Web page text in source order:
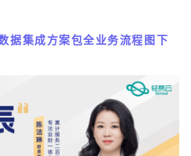
据集成方案包全业务流程图下